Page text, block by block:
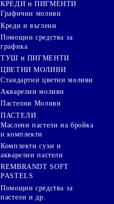
КРЕДИ и ПИГМЕНТИ
Графични моливи
Креди и въглени
Помощни средства за
графика
ТУШ и ПИГМЕНТИ
ЦВЕТНИ МОЛИВИ
Стандартни цветни моливи
Акварелни моливи
Пастелни Моливи
ПАСТЕЛИ
Маслени пастели на бройка
и комплекти
Комплекти сухи и
акварелни пастели
REMBRANDT SOFT
PASTELS
Помощни средства за
пастели и др.